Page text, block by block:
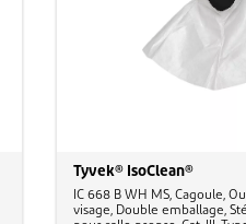
Tyvek® IsoClean®
IC 668 B WH MS, Cagoule,
visage, Double emballage,